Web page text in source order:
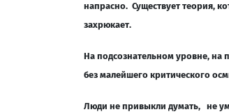
напрасно. Существует теория,
захрюкает.
На подсознательном уровне, на
без малейшего критического
Люди не привыкли думать, не